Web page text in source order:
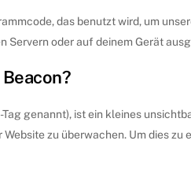
das benutzt wird, um
Servern oder auf deinem Gerät
Tag genannt), ist ein kleines
zu überwachen. Um dies